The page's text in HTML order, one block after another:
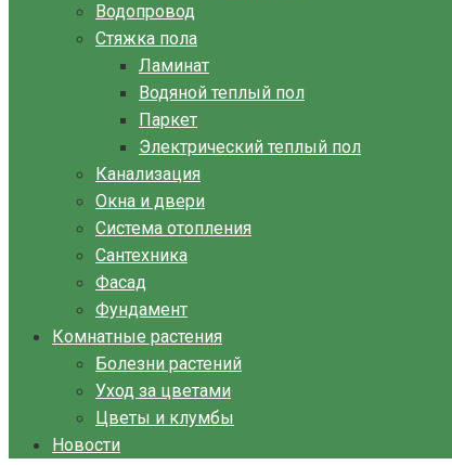
Водопровод
Стяжка пола
Ламинат
Водяной теплый пол
Паркет
Электрический теплый пол
Канализация
Окна и двери
Система отопления
Сантехника
Фасад
Фундамент
Комнатные растения
Болезни растений
Уход за цветами
Цветы и клумбы
Новости